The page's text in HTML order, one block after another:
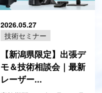
2026.05.27
技術セミナー
【新潟県限定】出張デ
モ＆技術相談会｜最新
レーザー...